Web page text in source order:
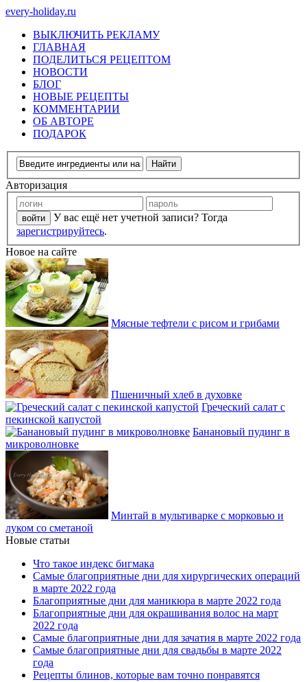
every-holiday.ru
ВЫКЛЮЧИТЬ РЕКЛАМУ
ГЛАВНАЯ
ПОДЕЛИТЬСЯ РЕЦЕПТОМ
НОВОСТИ
БЛОГ
НОВЫЕ РЕЦЕПТЫ
КОММЕНТАРИИ
ОБ АВТОРЕ
ПОДАРОК
Авторизация
У вас ещё нет учетной записи? Тогда
зарегистрируйтесь.
Новое на сайте
Мясные тефтели с рисом и грибами
Пшеничный хлеб в духовке
Греческий салат с
пекинской капустой
Банановый пудинг в
микроволновке
Минтай в мультиварке с морковью и
луком со сметаной
Новые статьи
Что такое индекс бигмака
Самые благоприятные дни для хирургических операций
в марте 2022 года
Благоприятные дни для маникюра в марте 2022 года
Благоприятные дни для окрашивания волос на март
2022 года
Самые благоприятные дни для зачатия в марте 2022 года
Самые благоприятные дни для свадьбы в марте 2022
года
Рецепты блинов, которые вам точно понравятся